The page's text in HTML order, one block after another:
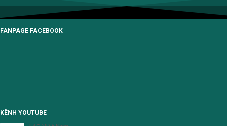
FANPAGE FACEBOOK
KÊNH YOUTUBE